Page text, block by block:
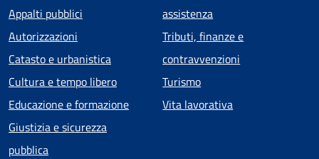
Appalti pubblici
Autorizzazioni
Catasto e urbanistica
Cultura e tempo libero
Educazione e formazione
Giustizia e sicurezza
pubblica
assistenza
Tributi, finanze e
contravvenzioni
Turismo
Vita lavorativa